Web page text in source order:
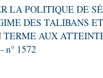
LA POLITIQUE DE
DES TALIBANS
TERME AUX
n° 1572